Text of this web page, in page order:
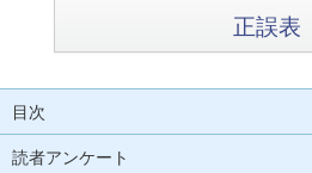
正誤表
目次
読者アンケート